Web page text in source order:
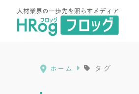
HRog | 人材業界の
ホーム タグ